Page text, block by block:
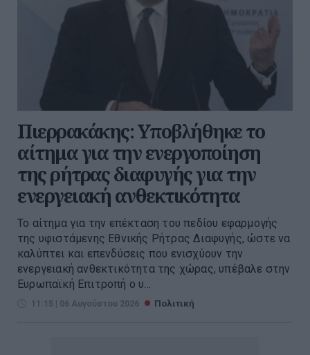
Πιερρακάκης: Υποβλήθηκε το
αίτημα για την ενεργοποίηση
της ρήτρας διαφυγής για την
ενεργειακή ανθεκτικότητα
Το αίτημα για την επέκταση του πεδίου εφαρμογής
της υφιστάμενης Εθνικής Ρήτρας Διαφυγής, ώστε να
καλύπτει και επενδύσεις που ενισχύουν την
ενεργειακή ανθεκτικότητα της χώρας, υπέβαλε στην
Ευρωπαϊκή Επιτροπή ο υ...
11:15 | 06 Αυγούστου 2026 Πολιτική